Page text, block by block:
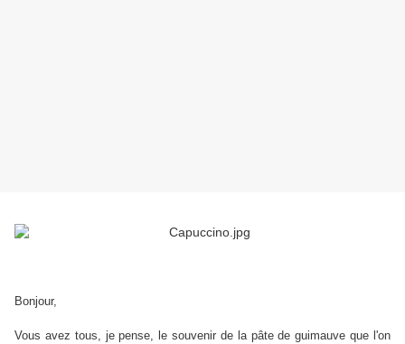
Bonjour,
Vous avez tous, je pense, le souvenir de la pâte de guimauve que l'on